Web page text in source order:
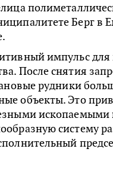
Берг в
импульс
После снятия
рудники
объекты. Это
ископаемыми
систему